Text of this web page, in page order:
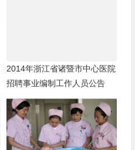
2014年浙江省诸暨市中心医院
招聘事业编制工作人员公告